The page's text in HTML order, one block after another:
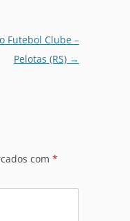
Futebol Clube –
Pelotas (RS) →
com *